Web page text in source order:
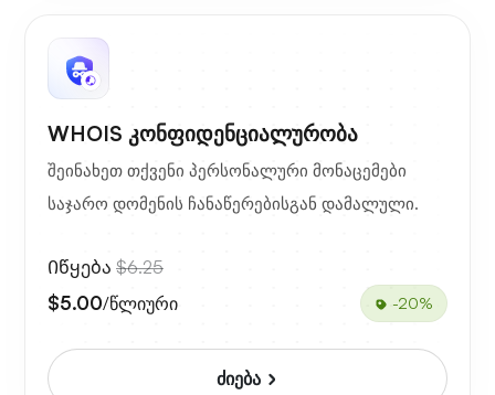
WHOIS კონფიდენციალურობა
შეინახეთ თქვენი პერსონალური მონაცემები
საჯარო დომენის ჩანაწერებისგან დამალული.
Იწყება $6.25
$5.00/წლიური -20%
ძიება